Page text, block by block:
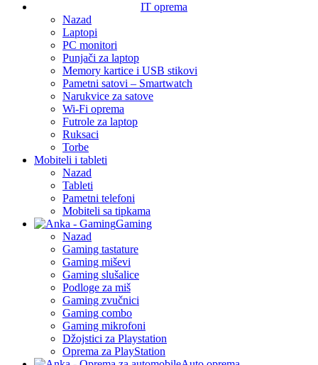
IT oprema
Nazad
Laptopi
PC monitori
Punjači za laptop
Memory kartice i USB stikovi
Pametni satovi – Smartwatch
Narukvice za satove
Wi-Fi oprema
Futrole za laptop
Ruksaci
Torbe
Mobiteli i tableti
Nazad
Tableti
Pametni telefoni
Mobiteli sa tipkama
Gaming
Nazad
Gaming tastature
Gaming miševi
Gaming slušalice
Podloge za miš
Gaming zvučnici
Gaming combo
Gaming mikrofoni
Džojstici za Playstation
Oprema za PlayStation